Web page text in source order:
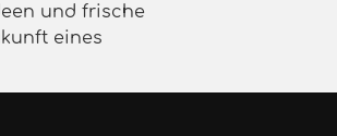
und frische
eines